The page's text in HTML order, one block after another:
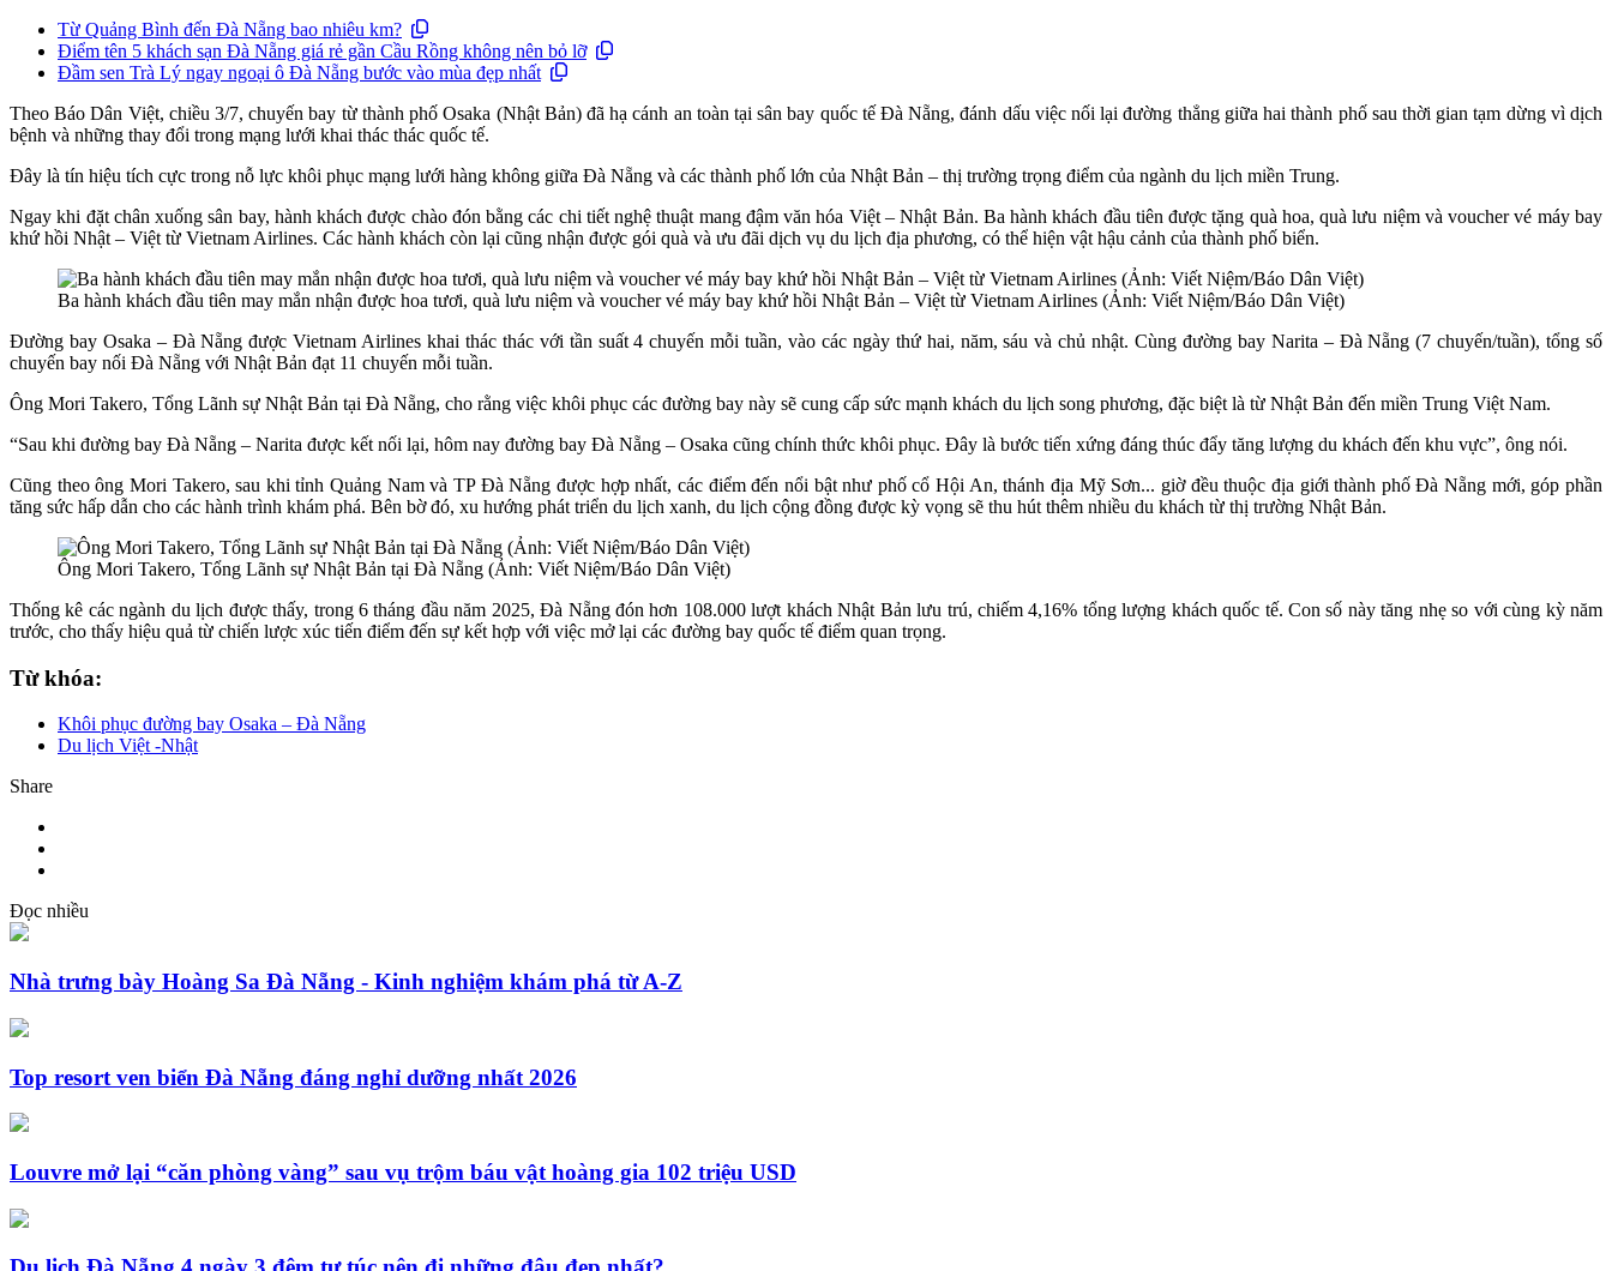
Từ Quảng Bình đến Đà Nẵng bao nhiêu km?
Điểm tên 5 khách sạn Đà Nẵng giá rẻ gần Cầu Rồng không nên bỏ lỡ
Đầm sen Trà Lý ngay ngoại ô Đà Nẵng bước vào mùa đẹp nhất
Theo Báo Dân Việt, chiều 3/7, chuyến bay từ thành phố Osaka (Nhật Bản) đã hạ cánh an toàn tại sân bay quốc tế Đà Nẵng, đánh dấu việc nối lại đường thẳng giữa hai thành phố sau thời gian tạm dừng vì dịch
bệnh và những thay đổi trong mạng lưới khai thác thác quốc tế.
Đây là tín hiệu tích cực trong nỗ lực khôi phục mạng lưới hàng không giữa Đà Nẵng và các thành phố lớn của Nhật Bản – thị trường trọng điểm của ngành du lịch miền Trung.
Ngay khi đặt chân xuống sân bay, hành khách được chào đón bằng các chi tiết nghệ thuật mang đậm văn hóa Việt – Nhật Bản. Ba hành khách đầu tiên được tặng quà hoa, quà lưu niệm và voucher vé máy bay
khứ hồi Nhật – Việt từ Vietnam Airlines. Các hành khách còn lại cũng nhận được gói quà và ưu đãi dịch vụ du lịch địa phương, có thể hiện vật hậu cảnh của thành phố biển.
Ba hành khách đầu tiên may mắn nhận được hoa tươi, quà lưu niệm và voucher vé máy bay khứ hồi Nhật Bản – Việt từ Vietnam Airlines (Ảnh: Viết Niệm/Báo Dân Việt)
Đường bay Osaka – Đà Nẵng được Vietnam Airlines khai thác thác với tần suất 4 chuyến mỗi tuần, vào các ngày thứ hai, năm, sáu và chủ nhật. Cùng đường bay Narita – Đà Nẵng (7 chuyến/tuần), tổng số
chuyến bay nối Đà Nẵng với Nhật Bản đạt 11 chuyến mỗi tuần.
Ông Mori Takero, Tổng Lãnh sự Nhật Bản tại Đà Nẵng, cho rằng việc khôi phục các đường bay này sẽ cung cấp sức mạnh khách du lịch song phương, đặc biệt là từ Nhật Bản đến miền Trung Việt Nam.
“Sau khi đường bay Đà Nẵng – Narita được kết nối lại, hôm nay đường bay Đà Nẵng – Osaka cũng chính thức khôi phục. Đây là bước tiến xứng đáng thúc đẩy tăng lượng du khách đến khu vực”, ông nói.
Cũng theo ông Mori Takero, sau khi tỉnh Quảng Nam và TP Đà Nẵng được hợp nhất, các điểm đến nổi bật như phố cổ Hội An, thánh địa Mỹ Sơn... giờ đều thuộc địa giới thành phố Đà Nẵng mới, góp phần
tăng sức hấp dẫn cho các hành trình khám phá. Bên bờ đó, xu hướng phát triển du lịch xanh, du lịch cộng đồng được kỳ vọng sẽ thu hút thêm nhiều du khách từ thị trường Nhật Bản.
Ông Mori Takero, Tổng Lãnh sự Nhật Bản tại Đà Nẵng (Ảnh: Viết Niệm/Báo Dân Việt)
Thống kê các ngành du lịch được thấy, trong 6 tháng đầu năm 2025, Đà Nẵng đón hơn 108.000 lượt khách Nhật Bản lưu trú, chiếm 4,16% tổng lượng khách quốc tế. Con số này tăng nhẹ so với cùng kỳ năm
trước, cho thấy hiệu quả từ chiến lược xúc tiến điểm đến sự kết hợp với việc mở lại các đường bay quốc tế điểm quan trọng.
Từ khóa:
Khôi phục đường bay Osaka – Đà Nẵng
Du lịch Việt -Nhật
Share
Đọc nhiều
Nhà trưng bày Hoàng Sa Đà Nẵng - Kinh nghiệm khám phá từ A-Z
Top resort ven biển Đà Nẵng đáng nghỉ dưỡng nhất 2026
Louvre mở lại “căn phòng vàng” sau vụ trộm báu vật hoàng gia 102 triệu USD